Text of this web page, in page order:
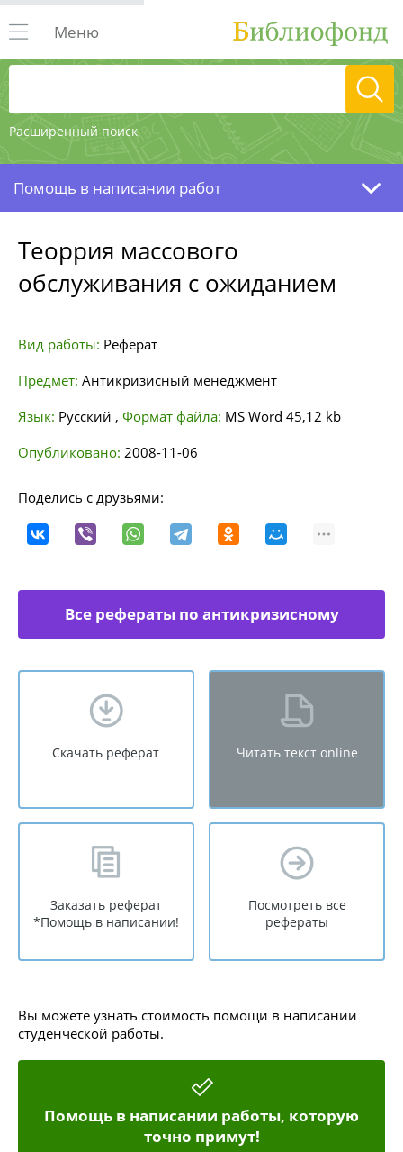
Расширенный поиск
Меню
Помощь в написании работ
Теоррия массового
обслуживания с ожиданием
Вид работы: Реферат
Предмет: Антикризисный менеджмент
Язык: Русский , Формат файла: MS Word 45,12 kb
Опубликовано: 2008-11-06
Поделись с друзьями:
Все рефераты по антикризисному
Скачать реферат Читать текст online
Заказать реферат
*Помощь в написании!
Посмотреть все
рефераты
Вы можете узнать стоимость помощи в написании
студенческой работы.
Помощь в написании работы, которую
точно примут!